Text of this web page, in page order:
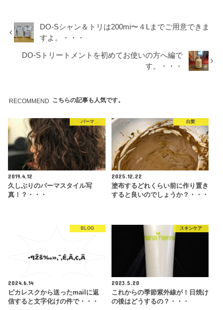
DO-Sシャン＆トリは200mi〜４Lまでご用意できま
すよ。・・・
DO-Sトリートメントを初めてお使いの方へ編で
す。・・・
RECOMMEND こちらの記事も人気です。
パーマ
2019.4.12
久しぶりのパーマスタイル写
真！？・・・
白髪
2025.12.22
塗布するどれくらい前に作り置き
すると良いのでしょうか？・・・
BLOG
2024.6.14
ピカレスクから送ったmailに返
信すると文字化けの件で・・・
スキンケア
2023.5.20
これからの季節紫外線が！日焼け
の後はどうするの？・・・